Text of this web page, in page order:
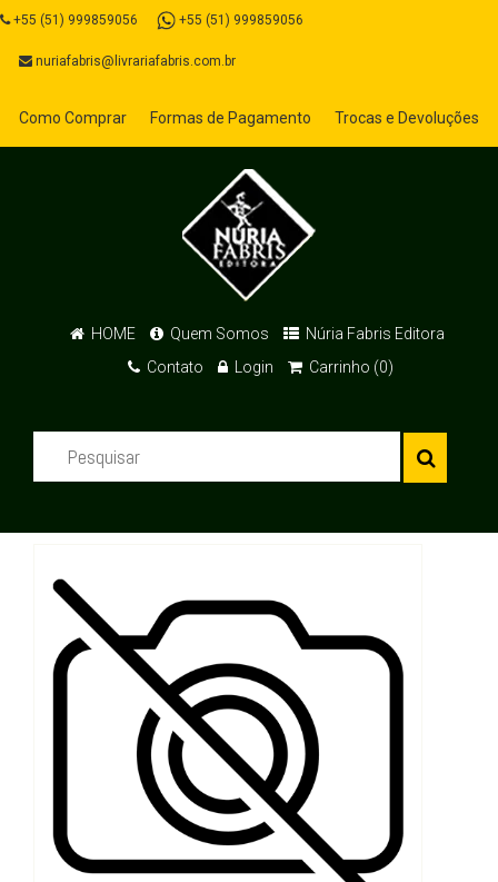
+55 (51) 999859056 +55 (51) 999859056
nuriafabris@livrariafabris.com.br
Como Comprar Formas de Pagamento Trocas e Devoluções
HOME Quem Somos
Núria Fabris Editora
Contato
Login Carrinho (0)